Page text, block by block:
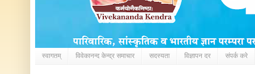
स्वागतम् विवेकानन्द केन्द्र समाचार सदस्यता विज्ञापन दर संपर्क करे